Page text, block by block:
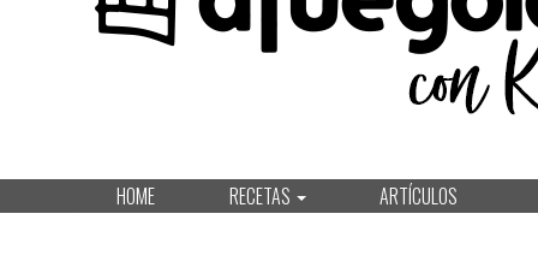
HOME RECETAS ARTÍCULOS